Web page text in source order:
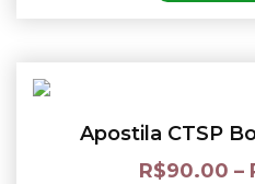
Apostila CTSP
R$90.00 –